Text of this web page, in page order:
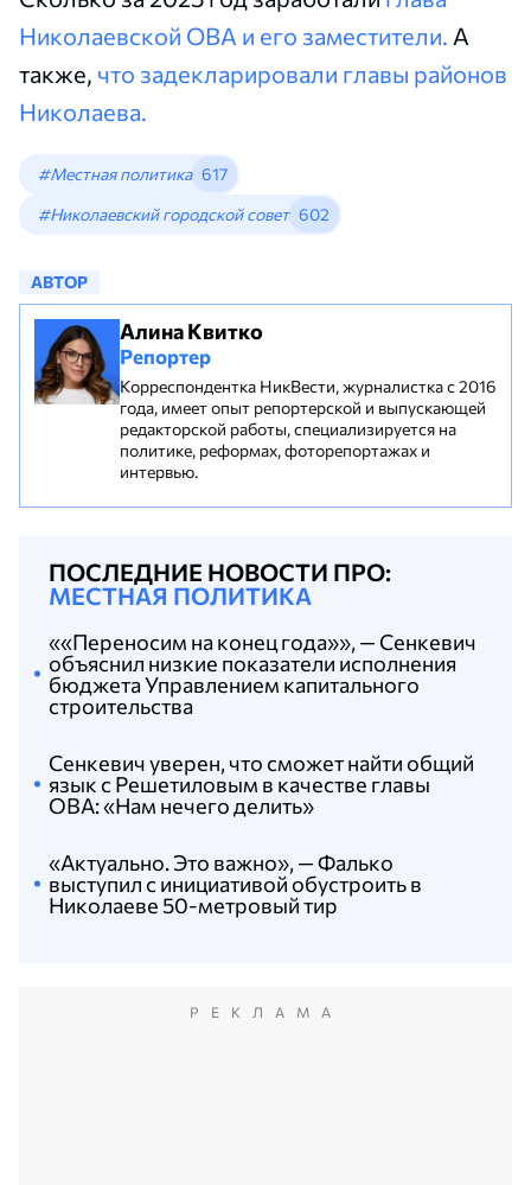
Николаевской ОВА и его заместители. А
также, что задекларировали главы районов
Николаева.
#Местная политика 617
#Николаевский городской совет 602
АВТОР
Алина Квитко
Репортер
Корреспондентка НикВести, журналистка с 2016
года, имеет опыт репортерской и выпускающей
редакторской работы, специализируется на
политике, реформах, фоторепортажах и
интервью.
ПОСЛЕДНИЕ НОВОСТИ ПРО:
МЕСТНАЯ ПОЛИТИКА
«Актуально. Это важно», — Фалько
выступил с инициативой обустроить в
Николаеве 50-метровый тир
Сенкевич уверен, что сможет найти общий
язык с Решетиловым в качестве главы
ОВА: «Нам нечего делить»
««Переносим на конец года»», — Сенкевич
объяснил низкие показатели исполнения
бюджета Управлением капитального
строительства
РЕКЛАМА